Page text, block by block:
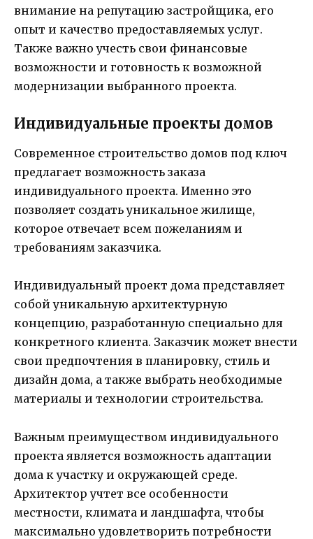
внимание на репутацию застройщика, его
опыт и качество предоставляемых услуг.
Также важно учесть свои финансовые
возможности и готовность к возможной
модернизации выбранного проекта.
Индивидуальные проекты домов
Современное строительство домов под ключ
предлагает возможность заказа
индивидуального проекта. Именно это
позволяет создать уникальное жилище,
которое отвечает всем пожеланиям и
требованиям заказчика.
Индивидуальный проект дома представляет
собой уникальную архитектурную
концепцию, разработанную специально для
конкретного клиента. Заказчик может внести
свои предпочтения в планировку, стиль и
дизайн дома, а также выбрать необходимые
материалы и технологии строительства.
Важным преимуществом индивидуального
проекта является возможность адаптации
дома к участку и окружающей среде.
Архитектор учтет все особенности
местности, климата и ландшафта, чтобы
максимально удовлетворить потребности